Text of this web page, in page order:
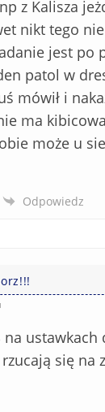
z Kalisza
nikt tego
jest po
patol w
mówił i
ma
może u
Odpowiedz
na ustawkach
się na